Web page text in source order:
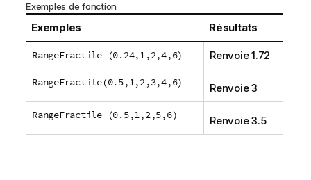
Exemples de fonction
Exemples Résultats
RangeFractile (0.24,1,2,4,6) Renvoie 1.72
RangeFractile(0.5,1,2,3,4,6) Renvoie 3
RangeFractile (0.5,1,2,5,6) Renvoie 3.5